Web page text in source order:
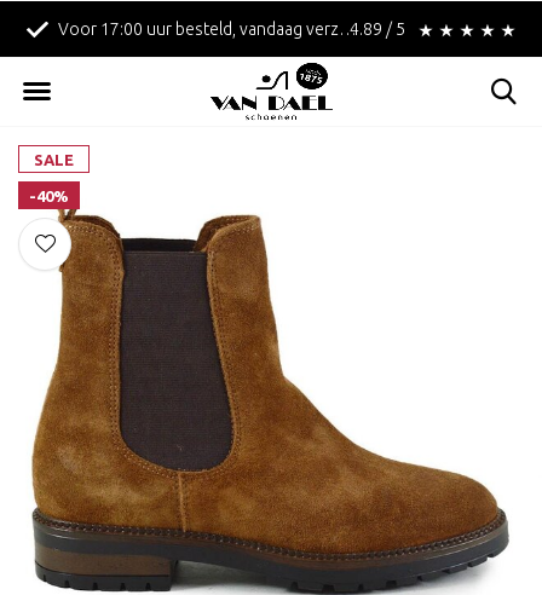
Voor 17:00 uur besteld, vandaag verzonden! Betaal achteraf met
4.89 / 5
SALE
-40%